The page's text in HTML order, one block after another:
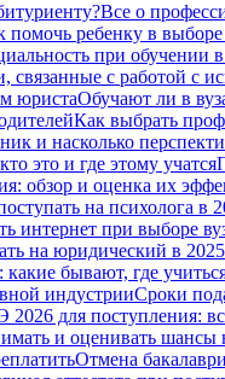
Все о
помочь ребенку в выборе
при обучении
связанные с работой с
юристаОбучают ли в
Как выбрать
и насколько
это и где этому учатся
обзор и оценка их
на психолога в
интернет при выборе
на юридический в
бывают, где
индустрииСроки
для поступления:
и оценивать шансы
Отмена